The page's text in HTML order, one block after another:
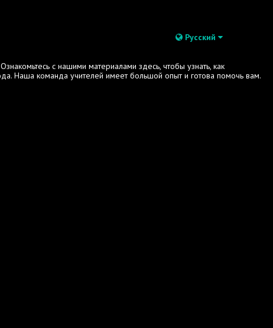
Русский
с нашими материалами здесь, чтобы узнать, как
Наша команда учителей имеет большой опыт и готова помочь вам.